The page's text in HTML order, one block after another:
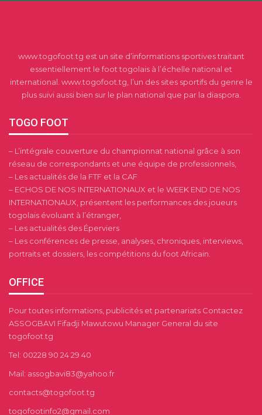
www.togofoot.tg est un site d’informations sportives traitant
essentiellement le foot togolais à l’échelle national et
international. www.togofoot.tg, l’un des sites sportifs du genre le
plus suivi aussi bien sur le plan national que par la diaspora.
TOGO FOOT
– L’intégrale couverture du championnat national grâce à son
réseau de correspondants et une équipe de professionnels,
– Les actualités de la FTF et la CAF
– ECHOS DE NOS INTERNATIONAUX et le WEEK END DE NOS
INTERNATIONAUX, présentent les performances des joueurs
togolais évoluant à l’étranger,
– Les actualités des Éperviers
– Les conférences de presse, analyses, chroniques, interviews,
portraits et dossiers, les compétitions du foot Africain.
OFFICE
Pour toutes informations, publicités et partenariats Contactez
ASSOGBAVI Fifadji Mawutowu Manager General du site
togofoot.tg
Tel: 00228 90 24 29 40
Mail: assogbavi83@yahoo.fr
contacts@togofoot.tg
togofootinfo2@gmail.com